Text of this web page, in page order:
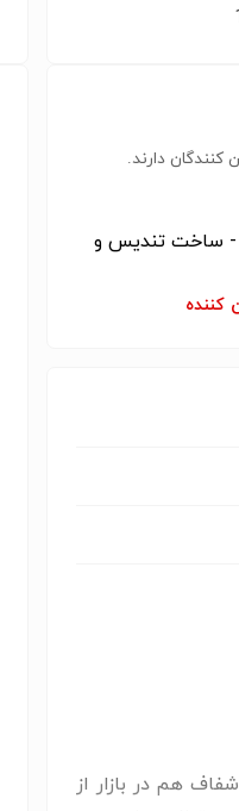
دارند.
- ساخت تندیس و
کننده
هم در بازار از